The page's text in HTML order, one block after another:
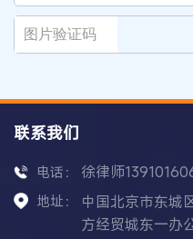
联系我们
电话： 徐律师
地址：
中国北京市东城
方经贸城东一办